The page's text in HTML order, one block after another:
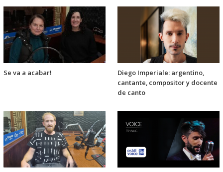
Se va a acabar!
Diego Imperiale: argentino,
cantante, compositor y docente
de canto